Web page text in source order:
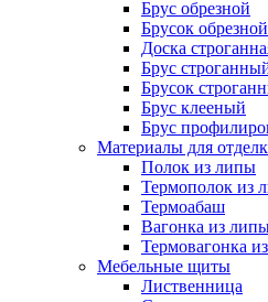
Брус обрезной
Брусок обрезной
Доска
Брус
Брусок
Брус клееный
Брус
Материалы для
Полок из липы
Термополок из
Термоабаш
Вагонка из
Термовагонка
Мебельные щиты
Лиственница